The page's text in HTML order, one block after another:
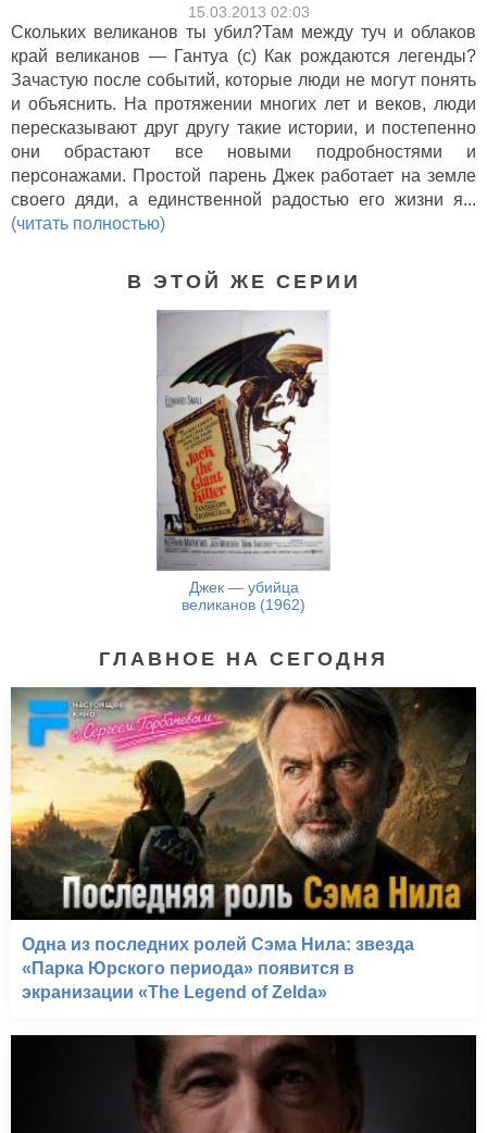
15.03.2013 02:03
Скольких великанов ты убил?Там между туч и облаков
край великанов — Гантуа (с) Как рождаются легенды?
Зачастую после событий, которые люди не могут понять
и объяснить. На протяжении многих лет и веков, люди
пересказывают друг другу такие истории, и постепенно
они обрастают все новыми подробностями и
персонажами. Простой парень Джек работает на земле
своего дяди, а единственной радостью его жизни я...
(читать полностью)
В ЭТОЙ ЖЕ СЕРИИ
Джек — убийца
великанов (1962)
ГЛАВНОЕ НА СЕГОДНЯ
Одна из последних ролей Сэма Нила: звезда
«Парка Юрского периода» появится в
экранизации «The Legend of Zelda»